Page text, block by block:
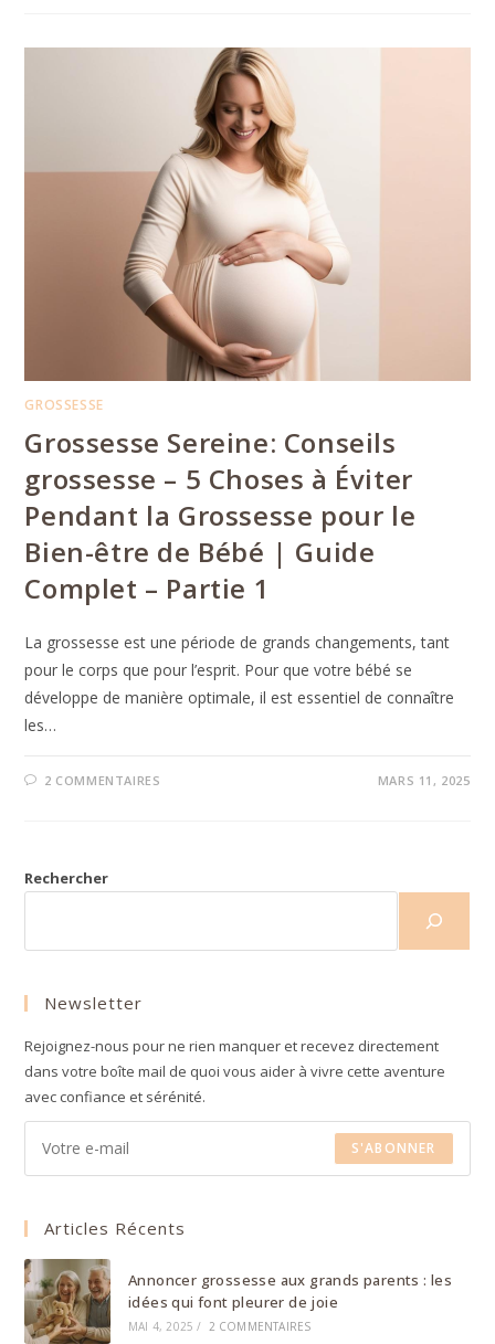
GROSSESSE
Grossesse Sereine: Conseils
grossesse – 5 Choses à Éviter
Pendant la Grossesse pour le
Bien-être de Bébé | Guide
Complet – Partie 1
La grossesse est une période de grands changements, tant
pour le corps que pour l’esprit. Pour que votre bébé se
développe de manière optimale, il est essentiel de connaître
les…
2 COMMENTAIRES MARS 11, 2025
Rechercher
Newsletter
Rejoignez-nous pour ne rien manquer et recevez directement
dans votre boîte mail de quoi vous aider à vivre cette aventure
avec confiance et sérénité.
S'ABONNER
Articles Récents
Annoncer grossesse aux grands parents : les
idées qui font pleurer de joie
MAI 4, 2025 / 2 COMMENTAIRES